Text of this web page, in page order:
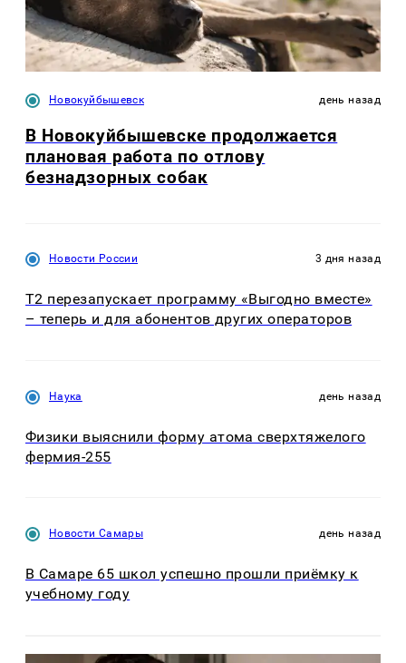
Новокуйбышевск день назад
В Новокуйбышевске продолжается
плановая работа по отлову
безнадзорных собак
Новости России 3 дня назад
Т2 перезапускает программу «Выгодно вместе»
– теперь и для абонентов других операторов
Наука день назад
Физики выяснили форму атома сверхтяжелого
фермия-255
Новости Самары день назад
В Самаре 65 школ успешно прошли приёмку к
учебному году